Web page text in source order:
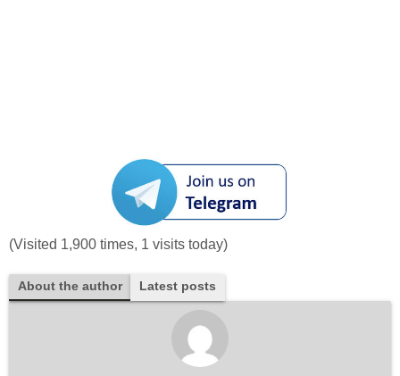
(Visited 1,900 times, 1 visits today)
About the author Latest posts